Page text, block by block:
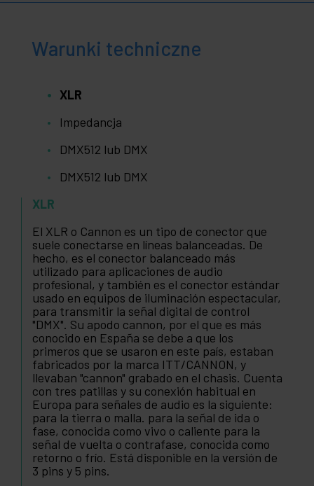
Warunki techniczne
XLR
Impedancja
DMX512 lub DMX
DMX512 lub DMX
XLR
El XLR o Cannon es un tipo de conector que
suele conectarse en líneas balanceadas. De
hecho, es el conector balanceado más
utilizado para aplicaciones de audio
profesional, y también es el conector estándar
usado en equipos de iluminación espectacular,
para transmitir la señal digital de control
"DMX". Su apodo cannon, por el que es más
conocido en España se debe a que los
primeros que se usaron en este país, estaban
fabricados por la marca ITT/CANNON, y
llevaban "cannon" grabado en el chasis. Cuenta
con tres patillas y su conexión habitual en
Europa para señales de audio es la siguiente:
para la tierra o malla. para la señal de ida o
fase, conocida como vivo o caliente para la
señal de vuelta o contrafase, conocida como
retorno o frío. Está disponible en la versión de
3 pins y 5 pins.